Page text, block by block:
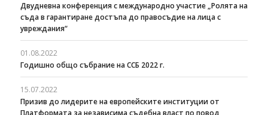
Двудневна конференция с международно участие „Ролята на
съда в гарантиране достъпа до правосъдие на лица с
увреждания“
01.08.2022
Годишно общо събрание на ССБ 2022 г.
15.07.2022
Призив до лидерите на европейските институции от